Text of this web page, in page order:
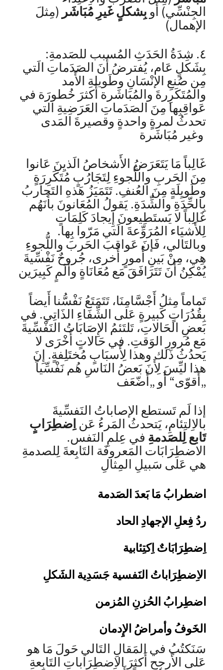
الجِنْسِّي) أَو بِشكلٍ غَيرِ مُبَاشَر (مِثلَ
الإهمال)
٤. شِدَةُ الحَدَثِ المُسبب للصَدمةِ:
بِشَكلٍ عَام، يُفترضُ أَنَ الصَدَماتِ الَتي
مِن صُنعِ الإنْسَانِ وطَويلةِ الأَمد
والمُتَكَرِرةَ والمُبَاشَرة أَكثرَ خُطورَة في
عَواقِبِها مِنَ الصَدَماتِ العَرَضِيةِ التي
تحدثُ لمرةٍ واحدةٍ وقصيرةَ المَدى
غَالِباً مَا يَتَعَرَضُ الأَشخاصُ الَذيِنَ عَانوا
مِنَ الحَربِ واللُّجوءِ لِتَجَارُبٍ مُتَكَرِرَةٍ
وطَويِلَةٍ مِنَ العُنفِ. تَتَمَيَزُ هَذهِ التَجاربُ
بِالحِّدَةِ والشِّدَةِ. يَقولُ المُعَانونَ بأَنَهُم
غَالِباً لا يَستَطِيعونَ إِيجادَ كَلِمَاتٍ
لِلأَشيَاء المُرَوِّعةَ الَتي مَرّوا بِها.
وبالتَالي، فَإنَ عَواقبَ الحَربَ واللُّجوءِ
هِي، مِنْ بَينِ أُمورٍ أُخرى، جُروحٌ نَفْسِّيةَ
يُمْكِنُ أَنَ تَتَرَافَقَ مَع مُعَانَاةٍ وأَلَمٍ كَبِيرَين
تَماماً مِثلُ أَجْسَّامِنَا، تَتَمَتَعُ نَفْسُّنا أَيضاً
بِقُدُرَاتٍ كَبيرةٍ عَلى الشِّفَاءِ الذَاتِي. في
بَعضِ الحَالاتِ، تَلتَئمُ الإِصَابَاتُ النَفْسِّيةَ
مَع مُرورِ الوَقتِ. في حَالاتٍ أُخْرَى لا
يَحدُثُ ذَلك وهذا لِأَسبَابٍ مُختَلِفةٍ. إِنَ
هذا ليِّسَ لِأَنَ بَعضُ النَاسِ هُم نَفْسِّياً
„أَقوّى“ أَو „أَضّعَف
إذا لَم تَستطع الإصاباتُ النَفسِّيةَ
بالاِلتِئامِ، يَتحدثُ المَرءُ عَناِضطِرَابٍ
تَابع لِلصَدمةِ في عِلمِ النَفس.
الاضطِرَابَات المَعروفَة التَابِعةَ لِلصدمةِ
هي عَلى سَبيلِ المِثالِ
اضطرابُ مَا بَعدَ الصَدمة
ردُ فِعلِ الإجهادِ الحاد
اِضطِرَابَاتٌ اِكتِئابية
الاِضطِرَاباتُ النَفسية جَسَدِية الشَكلِ
اضطِرابُ الحُزنِ المُزمن
الخَوفُ وأمراضُ الإِدمان
سَنَكتُبُ في المَقالِ التَالي حَولَ مَا هو
عَلى الأَرجحِ أَكثرَ الاِضطِرَاباتِ التَابِعةِ